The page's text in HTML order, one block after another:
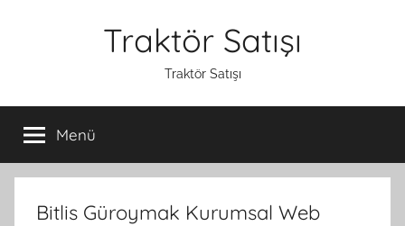
Traktör Satışı
Traktör Satışı
Menü
Bitlis Güroymak Kurumsal Web